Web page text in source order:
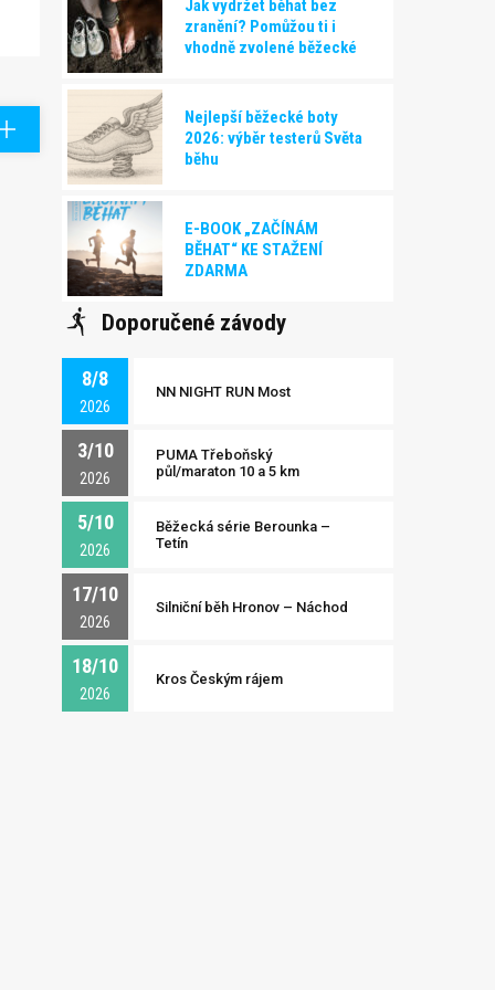
Jak vydržet běhat bez
zranění? Pomůžou ti i
vhodně zvolené běžecké
Nejlepší běžecké boty
2026: výběr testerů Světa
běhu
E-BOOK „ZAČÍNÁM
BĚHAT“ KE STAŽENÍ
ZDARMA
Doporučené závody
8/8
2026
NN NIGHT RUN Most
3/10
2026
PUMA Třeboňský
půl/maraton 10 a 5 km
5/10
2026
Běžecká série Berounka –
Tetín
17/10
2026
Silniční běh Hronov – Náchod
18/10
2026
Kros Českým rájem